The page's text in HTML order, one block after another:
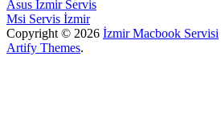
Asus İzmir Servis
Msi Servis İzmir
Copyright © 2026 İzmir Macbook Servisi
Artify Themes.